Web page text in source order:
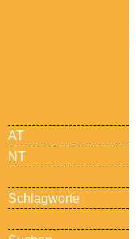
AT
NT
Schlagworte